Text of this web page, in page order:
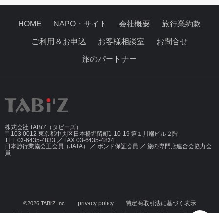
HOME NAPO・サイト 会社概要 旅行業約款
ご利用＆お申込 お客様相談室 お問合せ
旅のパートナー
株式会社 TABi'Z（タビーズ）
〒103-0012 東京都中央区日本橋堀留町1-10-19 第１川端ビル２階
TEL 03-6435-4833 ／ FAX 03-6435-4834
日本旅行業協会正会員（JATA） ／ ボンド保証会員 ／ 旅の専門店連合会協力会
員
©2026 TABi‘Z Inc. privacy policy 特定商取引法に基づく表示